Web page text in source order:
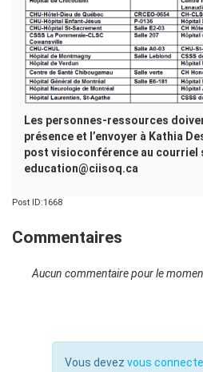
Les personnes-ressources
présence et l’envoyer à Kathia
post visioconférence au courriel
education@ciisoq.ca
Post ID:1668
Commentaires
Aucun commentaire pour le
Vous devez vous